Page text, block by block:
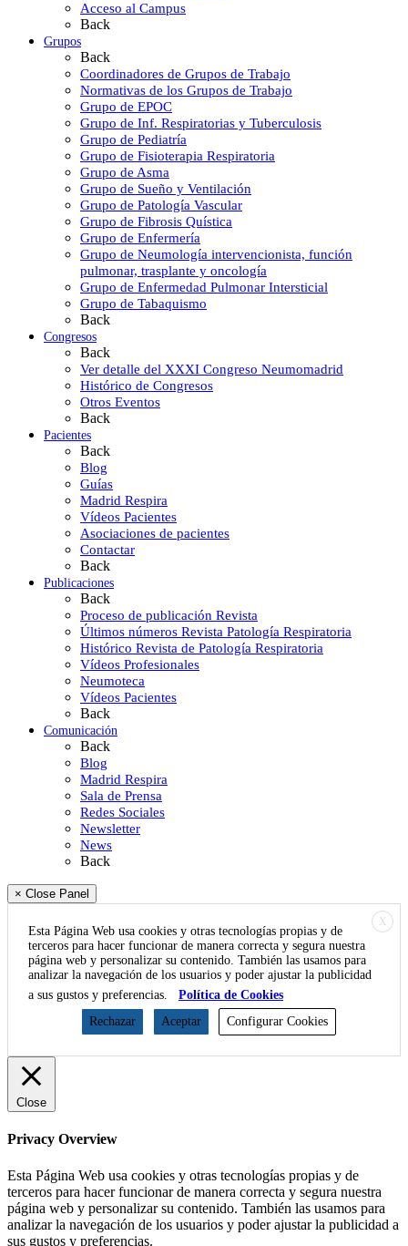
Acceso al Campus
Back
Grupos
Back
Coordinadores de Grupos de Trabajo
Normativas de los Grupos de Trabajo
Grupo de EPOC
Grupo de Inf. Respiratorias y Tuberculosis
Grupo de Pediatría
Grupo de Fisioterapia Respiratoria
Grupo de Asma
Grupo de Sueño y Ventilación
Grupo de Patología Vascular
Grupo de Fibrosis Quística
Grupo de Enfermería
Grupo de Neumología intervencionista, función
pulmonar, trasplante y oncología
Grupo de Enfermedad Pulmonar Intersticial
Grupo de Tabaquismo
Back
Congresos
Back
Ver detalle del XXXI Congreso Neumomadrid
Histórico de Congresos
Otros Eventos
Back
Pacientes
Back
Blog
Guías
Madrid Respira
Vídeos Pacientes
Asociaciones de pacientes
Contactar
Back
Publicaciones
Back
Proceso de publicación Revista
Últimos números Revista Patología Respiratoria
Histórico Revista de Patología Respiratoria
Vídeos Profesionales
Neumoteca
Vídeos Pacientes
Back
Comunicación
Back
Blog
Madrid Respira
Sala de Prensa
Redes Sociales
Newsletter
News
Back
× Close Panel
X
Esta Página Web usa cookies y otras tecnologías propias y de
terceros para hacer funcionar de manera correcta y segura nuestra
página web y personalizar su contenido. También las usamos para
analizar la navegación de los usuarios y poder ajustar la publicidad
a sus gustos y preferencias.
Política de Cookies
Rechazar
Aceptar Configurar Cookies
Close
Privacy Overview
Esta Página Web usa cookies y otras tecnologías propias y de
terceros para hacer funcionar de manera correcta y segura nuestra
página web y personalizar su contenido. También las usamos para
analizar la navegación de los usuarios y poder ajustar la publicidad a
sus gustos y preferencias.